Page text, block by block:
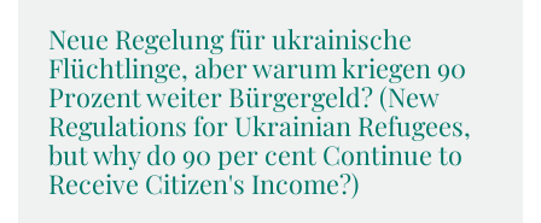
Neue Regelung für ukrainische
Flüchtlinge, aber warum kriegen 90
Prozent weiter Bürgergeld? (New
Regulations for Ukrainian Refugees,
but why do 90 per cent Continue to
Receive Citizen's Income?)